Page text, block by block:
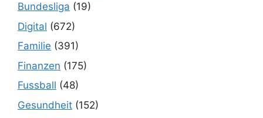
Bundesliga (19)
Digital (672)
Familie (391)
Finanzen (175)
Fussball (48)
Gesundheit (152)